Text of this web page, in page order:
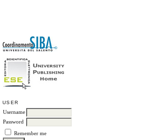
USER
Username
Password
Remember me